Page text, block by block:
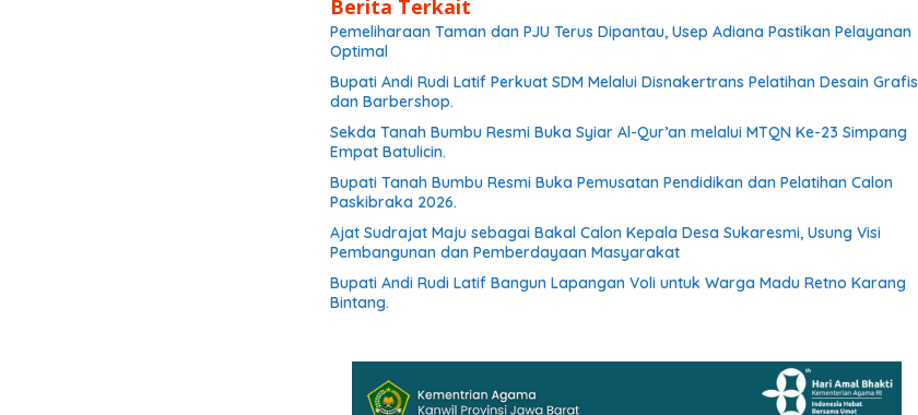
Berita Terkait
Pemeliharaan Taman dan PJU Terus Dipantau, Usep Adiana Pastikan Pelayanan
Optimal
Bupati Andi Rudi Latif Perkuat SDM Melalui Disnakertrans Pelatihan Desain Grafis
dan Barbershop.
Sekda Tanah Bumbu Resmi Buka Syiar Al-Qur’an melalui MTQN Ke-23 Simpang
Empat Batulicin.
Bupati Tanah Bumbu Resmi Buka Pemusatan Pendidikan dan Pelatihan Calon
Paskibraka 2026.
Ajat Sudrajat Maju sebagai Bakal Calon Kepala Desa Sukaresmi, Usung Visi
Pembangunan dan Pemberdayaan Masyarakat
Bupati Andi Rudi Latif Bangun Lapangan Voli untuk Warga Madu Retno Karang
Bintang.